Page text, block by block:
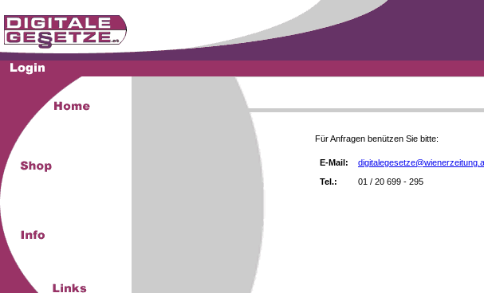
Für Anfragen benützen Sie bitte:
E-Mail:
Tel.:
01 / 20 699 - 295